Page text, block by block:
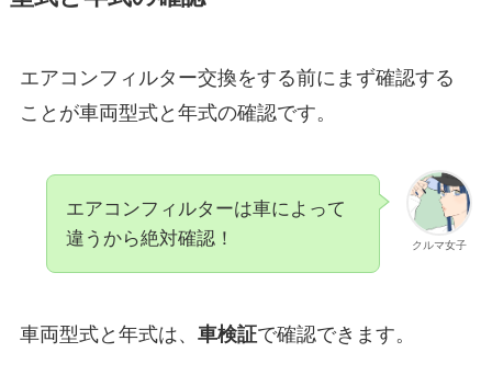
エアコンフィルター交換をする前にまず確認する
ことが車両型式と年式の確認です。
クルマ女子
エアコンフィルターは車によって
違うから絶対確認！
車両型式と年式は、 車検証で確認できます。